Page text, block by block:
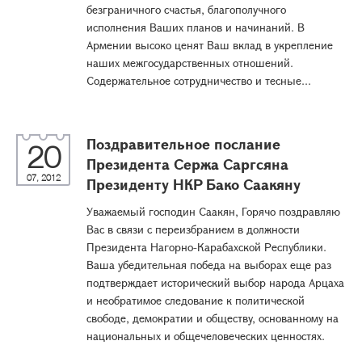
безграничного счастья, благополучного
исполнения Ваших планов и начинаний. В
Армении высоко ценят Ваш вклад в укрепление
наших межгосударственных отношений.
Содержательное сотрудничество и тесные...
20
07, 2012
Поздравительное послание
Президента Сержа Саргсяна
Президенту НКР Бако Саакяну
Уважаемый господин Саакян, Горячо поздравляю
Вас в связи с переизбранием в должности
Президента Нагорно-Карабахской Республики.
Ваша убедительная победа на выборах еще раз
подтверждает исторический выбор народа Арцаха
и необратимое следование к политической
свободе, демократии и обществу, основанному на
национальных и общечеловеческих ценностях.